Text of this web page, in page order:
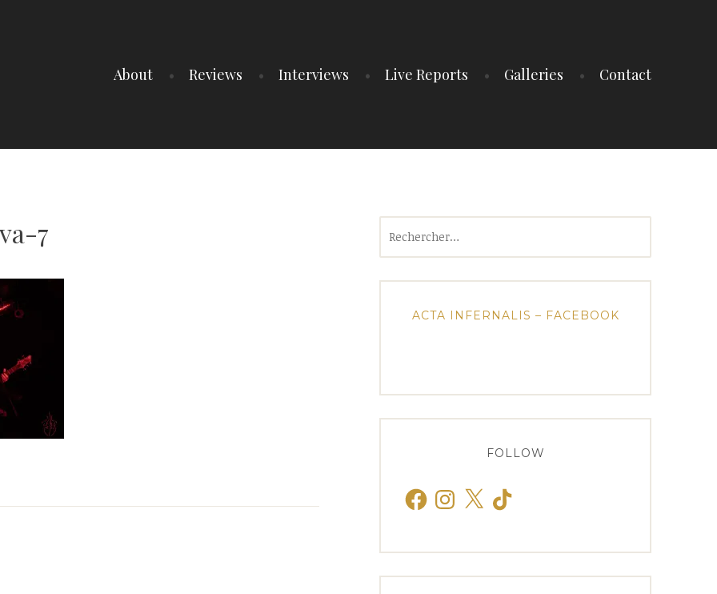
About Reviews Interviews Live Reports Galleries Contact
7
ACTA INFERNALIS – FACEBOOK
FOLLOW
FacebookInstagram
X TikTok